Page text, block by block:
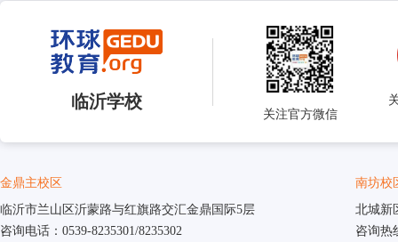
临沂学校
关注官方微信
金鼎主校区
临沂市兰山区沂蒙路与红旗路交汇金鼎国际5层
咨询电话：0539-8235301/8235302
南坊校
北城新
咨询热